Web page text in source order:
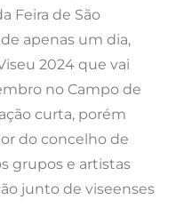
Feira de São
apenas um dia,
2024 que vai
no Campo de
curta, porém
do concelho de
grupos e artistas
junto de viseenses